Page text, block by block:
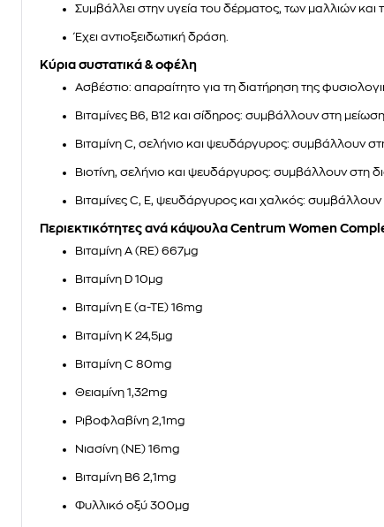
Συμβάλλει στην υγεία του δέρματος, των μαλλιών και
Έχει αντιοξειδωτική δράση.
Κύρια συστατικά & οφέλη
Ασβέστιο: απαραίτητο για τη διατήρηση της
Βιταμίνες Β6, Β12 και σίδηρος: συμβάλλουν στη
Βιταμίνη C, σελήνιο και ψευδάργυρος: συμβάλλουν
Βιοτίνη, σελήνιο και ψευδάργυρος: συμβάλλουν στη
Βιταμίνες C, E, ψευδάργυρος και χαλκός: συμβάλλουν
Περιεκτικότητες ανά κάψουλα Centrum Women
Βιταμίνη A (RE) 667µg
Βιταμίνη D 10μg
Βιταμίνη E (α-ΤΕ) 16mg
Βιταμίνη Κ 24,5µg
Βιταμίνη C 80mg
Θειαμίνη 1,32mg
Ριβοφλαβίνη 2,1mg
Νιασίνη (ΝΕ) 16mg
Βιταμίνη Β6 2,1mg
Φυλλικό οξύ 300µg